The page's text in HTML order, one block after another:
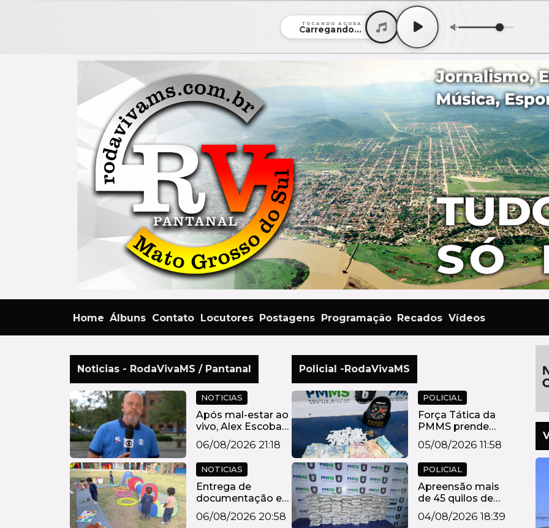
TOCANDO AGORA
Carregando...
Home Álbuns Contato Locutores Postagens Programação Recados Vídeos
Noticias - RodaVivaMS / Pantanal
NOTICIAS
Após mal-estar ao
vivo, Alex Escobar
descobre t...
06/08/2026 21:18
NOTICIAS
Entrega de
documentação e
títulos para
Processo...
06/08/2026 20:58
Policial -RodaVivaMS
POLICIAL
Força Tática da
PMMS prende
homem por tráfico
d...
05/08/2026 11:58
POLICIAL
Apreensão mais
de 45 quilos de
skunk e prende ...
04/08/2026 18:39